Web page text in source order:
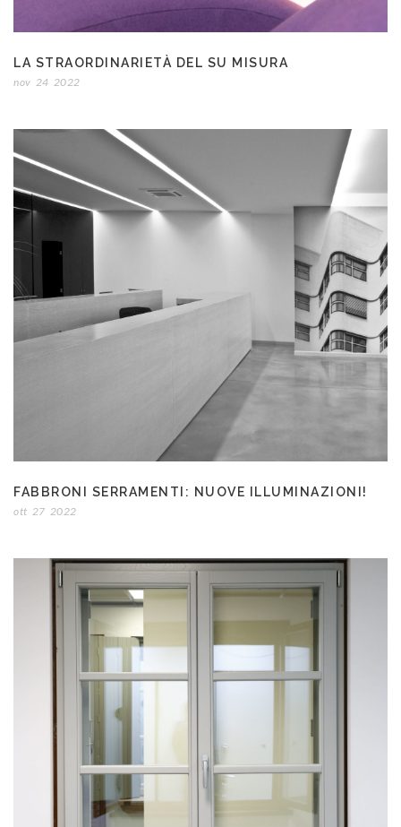
LA STRAORDINARIETÀ DEL SU MISURA
nov 24 2022
FABBRONI SERRAMENTI: NUOVE ILLUMINAZIONI!
ott 27 2022